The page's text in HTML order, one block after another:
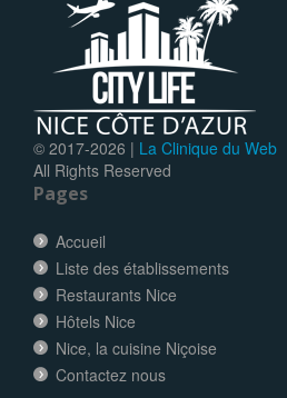
© 2017-2026 | La Clinique du Web
All Rights Reserved
Pages
Accueil
Liste des établissements
Restaurants Nice
Hôtels Nice
Nice, la cuisine Niçoise
Contactez nous